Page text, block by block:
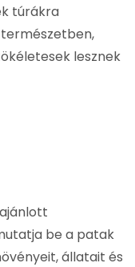
túrákra
lesznek
be a patak
állatait és